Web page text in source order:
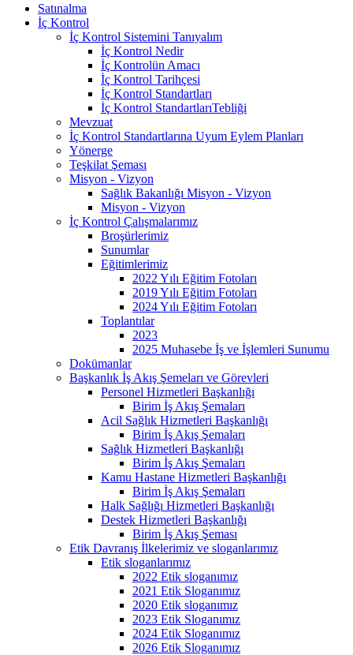
Satınalma
İç Kontrol
İç Kontrol Sistemini Tanıyalım
İç Kontrol Nedir
İç Kontrolün Amacı
İç Kontrol Tarihçesi
İç Kontrol Standartları
İç Kontrol StandartlarıTebliği
Mevzuat
İç Kontrol Standartlarına Uyum Eylem Planları
Yönerge
Teşkilat Şeması
Misyon - Vizyon
Sağlık Bakanlığı Misyon - Vizyon
Misyon - Vizyon
İç Kontrol Çalışmalarımız
Broşürlerimiz
Sunumlar
Eğitimlerimiz
2022 Yılı Eğitim Fotoları
2019 Yılı Eğitim Fotoları
2024 Yılı Eğitim Fotoları
Toplantılar
2023
2025 Muhasebe İş ve İşlemleri Sunumu
Dokümanlar
Başkanlık İş Akış Şemeları ve Görevleri
Personel Hizmetleri Başkanlığı
Birim İş Akış Şemaları
Acil Sağlık Hizmetleri Başkanlığı
Birim İş Akış Şemaları
Sağlık Hizmetleri Başkanlığı
Birim İş Akış Şemaları
Kamu Hastane Hizmetleri Başkanlığı
Birim İş Akış Şemaları
Halk Sağlığı Hizmetleri Başkanlığı
Destek Hizmetleri Başkanlığı
Birim İş Akış Şeması
Etik Davranış İlkelerimiz ve sloganlarımız
Etik sloganlarımız
2022 Etik sloganımız
2021 Etik Sloganımız
2020 Etik sloganımız
2023 Etik Sloganımız
2024 Etik Sloganımız
2026 Etik Sloganımız